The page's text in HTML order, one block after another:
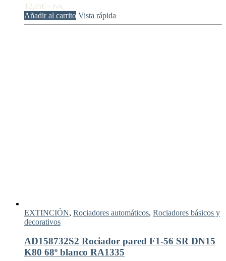
12,03€ + IVA
Añadir al carrito Vista rápida
EXTINCIÓN, Rociadores automáticos, Rociadores básicos y
decorativos
AD158732S2 Rociador pared F1-56 SR DN15
K80 68º blanco RA1335